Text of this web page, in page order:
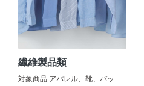
繊維製品類
対象商品 アパレル、靴、バッ